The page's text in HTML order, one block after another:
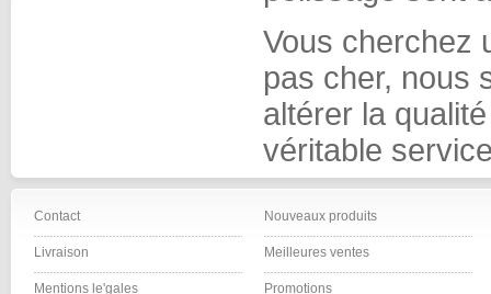
Vous cherchez
pas cher, nous
altérer la
véritable
Contact
Livraison
Mentions le'gales
Nouveaux produits
Meilleures ventes
Promotions